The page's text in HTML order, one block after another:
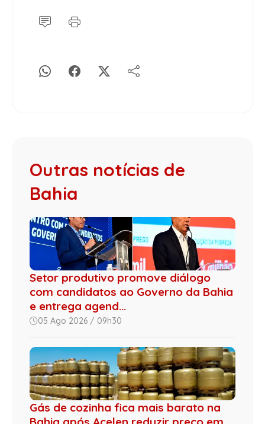
Outras notícias de
Bahia
Setor produtivo promove diálogo
com candidatos ao Governo da Bahia
e entrega agend...
05 Ago 2026 / 09h30
Gás de cozinha fica mais barato na